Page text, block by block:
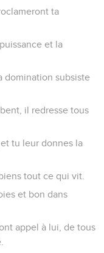
ta
et la
domination subsiste
il redresse tous
tu leur donnes la
tout ce qui vit.
et bon dans
appel à lui, de tous